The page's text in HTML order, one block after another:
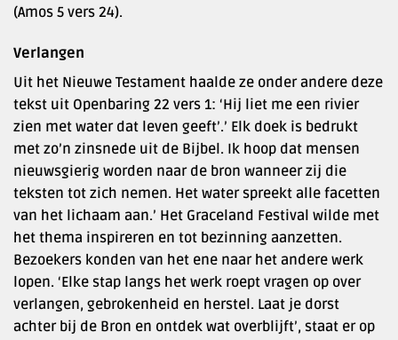
(Amos 5 vers 24).
Verlangen
Uit het Nieuwe Testament haalde ze onder andere deze
tekst uit Openbaring 22 vers 1: ‘Hij liet me een rivier
zien met water dat leven geeft’.’ Elk doek is bedrukt
met zo’n zinsnede uit de Bijbel. Ik hoop dat mensen
nieuwsgierig worden naar de bron wanneer zij die
teksten tot zich nemen. Het water spreekt alle facetten
van het lichaam aan.’ Het Graceland Festival wilde met
het thema inspireren en tot bezinning aanzetten.
Bezoekers konden van het ene naar het andere werk
lopen. ‘Elke stap langs het werk roept vragen op over
verlangen, gebrokenheid en herstel. Laat je dorst
achter bij de Bron en ontdek wat overblijft’, staat er op